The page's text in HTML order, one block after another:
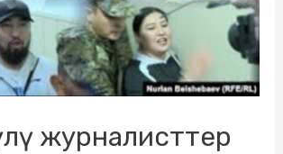
журналисттер